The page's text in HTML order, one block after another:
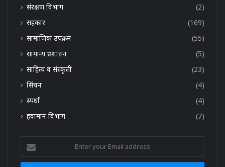
संरक्षण विभाग
(2)
सहकार
(169)
सामाजिक उपक्रम
(55)
सामान्य प्रशासन
(5)
साहित्य व संस्कृती
(23)
सिंचन
(4)
स्पर्धा
(4)
हवामान विभाग
(7)
your
Email